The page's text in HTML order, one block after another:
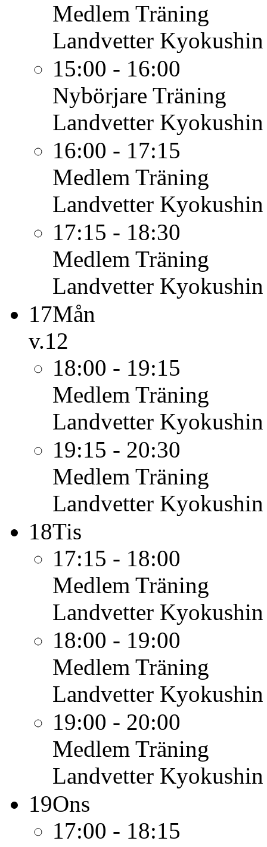
Medlem Träning
Landvetter
15:00 - 16:00
Nybörjare Träning
Landvetter
16:00 - 17:15
Medlem Träning
Landvetter
17:15 - 18:30
Medlem Träning
Landvetter
17Mån
v.12
18:00 - 19:15
Medlem Träning
Landvetter
19:15 - 20:30
Medlem Träning
Landvetter
18Tis
17:15 - 18:00
Medlem Träning
Landvetter
18:00 - 19:00
Medlem Träning
Landvetter
19:00 - 20:00
Medlem Träning
Landvetter
19Ons
17:00 - 18:15